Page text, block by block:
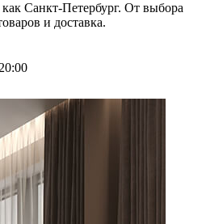
Санкт-Петербург. От выбора
и доставка.